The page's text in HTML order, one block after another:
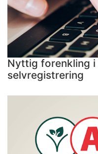
Nyttig forenkling
selvregistrering